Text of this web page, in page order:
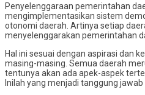
Penyelenggaraan pemerintahan
mengimplementasikan sistem
otonomi daerah. Artinya setiap
menyelenggarakan pemerintahan
Hal ini sesuai dengan aspirasi dan
masing-masing. Semua daerah
tentunya akan ada apek-aspek
Inilah yang menjadi tanggung